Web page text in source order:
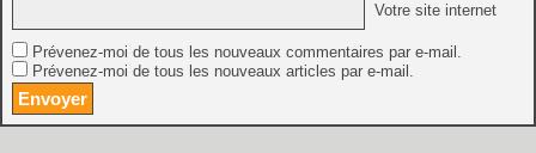
Votre site internet
Prévenez-moi de tous les nouveaux commentaires par e-mail.
Prévenez-moi de tous les nouveaux articles par e-mail.